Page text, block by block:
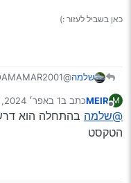
כאן בשביל לעזור :)
שלמה@NOAMAMAR2001
מ18000
M
מנותק
MEIRכתב ב1 באפר׳ 2024, 22:47
נערך לאחרונה על ידי
@שלמה
הטקסט